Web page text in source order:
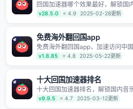
回国加速器哪个效果最好，解锁国
刷剧不卡，高清秒开. 有效降低国服
主流应用访问速度 ; 独创加速黑科技
v28.5.0 ⭐ 4.9 2025-02-28更新
免费海外翻回国app
免费海外翻回国app，加速访问中
业回国加速器，帮你加速访问优酷
爱奇艺等，加速国服游戏，例如原
明日方舟、战双帕弥什、sky光·遇
内各种服务,回国加速器致力于帮助
港澳台地区用户提供最好的回国游
务，可以在海外或港澳台地区流畅
v1.8.85 ⭐ 4.8 2025-05-22更新
十大回国加速器排名
十大回国加速器排名，解锁国内音
不卡，高清秒开. 有效降低国服游戏
应用访问速度 ; 独创加速黑科技 · 海
v9.9.5 ⭐ 4.7 2025-03-12更新